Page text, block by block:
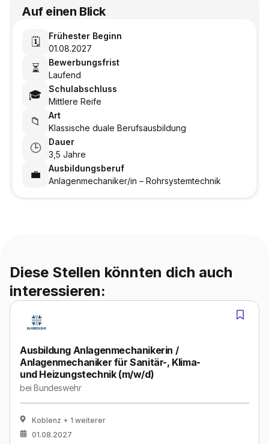
Auf einen Blick
🗓️
Frühester Beginn
01.08.2027
⏳
Bewerbungsfrist
Laufend
🎓
Schulabschluss
Mittlere Reife
📁
Art
Klassische duale Berufsausbildung
🕒
Dauer
3,5 Jahre
💼
Ausbildungsberuf
Anlagenmechaniker/in – Rohrsystemtechnik
Diese Stellen könnten dich auch
interessieren:
Ausbildung Anlagenmechanikerin /
Anlagenmechaniker für Sanitär-, Klima-
und Heizungstechnik (m/w/d)
beiBundeswehr
Koblenz + 1 weiterer
01.08.2027